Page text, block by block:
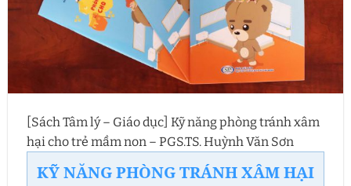
[Sách Tâm lý – Giáo dục] Kỹ năng phòng tránh xâm
hại cho trẻ mầm non – PGS.TS. Huỳnh Văn Sơn
KỸ NĂNG PHÒNG TRÁNH XÂM HẠI